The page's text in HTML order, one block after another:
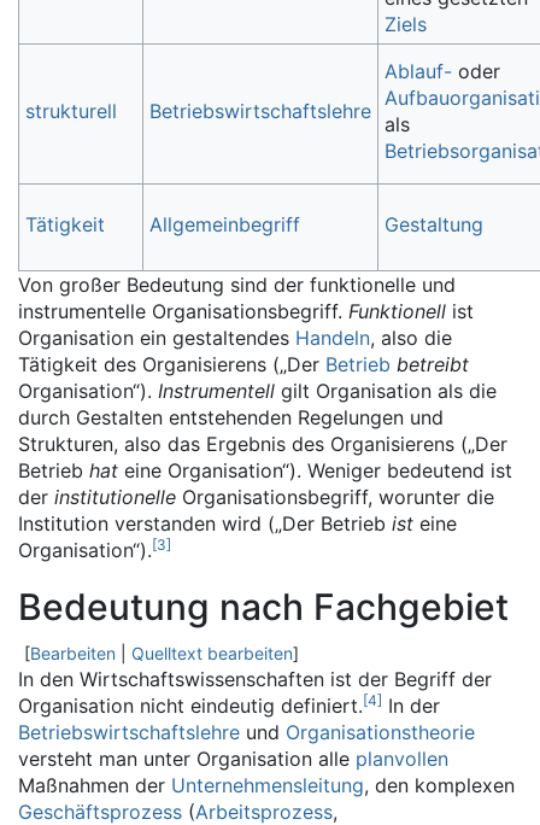
Ziels
strukturell Betriebswirtschaftslehre
Ablauf- oder
als
Tätigkeit Allgemeinbegriff Gestaltung
Von großer Bedeutung sind der funktionelle und
instrumentelle Organisationsbegriff. Funktionell ist
Organisation ein gestaltendes Handeln, also die
Tätigkeit des Organisierens („Der Betrieb betreibt
Organisation“). Instrumentell gilt Organisation als die
durch Gestalten entstehenden Regelungen und
Strukturen, also das Ergebnis des Organisierens („Der
Betrieb hat eine Organisation“). Weniger bedeutend ist
der institutionelle Organisationsbegriff, worunter die
Institution verstanden wird („Der Betrieb ist eine
Organisation“).[3]
Bedeutung nach Fachgebiet
[Bearbeiten Quelltext bearbeiten]
In den Wirtschaftswissenschaften ist der Begriff der
Organisation nicht eindeutig definiert.[4] In der
Betriebswirtschaftslehre und Organisationstheorie
versteht man unter Organisation alle planvollen
Maßnahmen der Unternehmensleitung, den komplexen
Geschäftsprozess (Arbeitsprozess,